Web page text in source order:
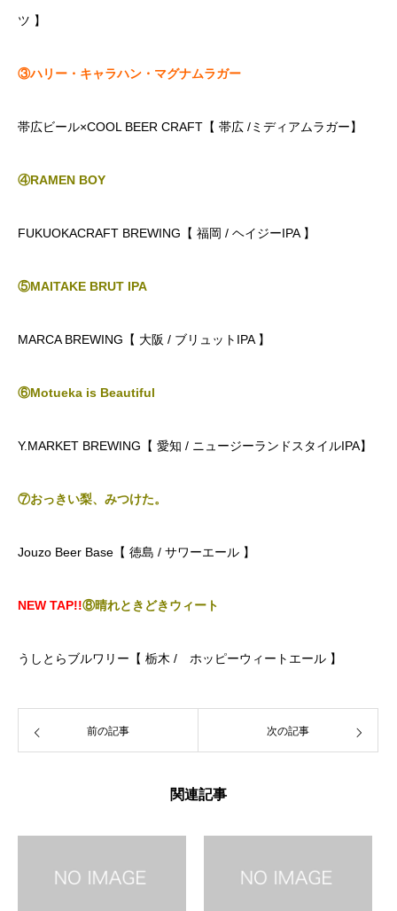
ツ 】
③ハリー・キャラハン・マグナムラガー
帯広ビール×COOL BEER CRAFT【 帯広 /ミディアムラガー】
④RAMEN BOY
FUKUOKACRAFT BREWING【 福岡 / ヘイジーIPA 】
⑤MAITAKE BRUT IPA
MARCA BREWING【 大阪 / ブリュットIPA 】
⑥Motueka is Beautiful
Y.MARKET BREWING【 愛知 / ニュージーランドスタイルIPA】
⑦おっきい梨、みつけた。
Jouzo Beer Base【 徳島 / サワーエール 】
NEW TAP!!⑧晴れときどきウィート
うしとらブルワリー【 栃木 / ホッピーウィートエール 】
前の記事 次の記事
関連記事